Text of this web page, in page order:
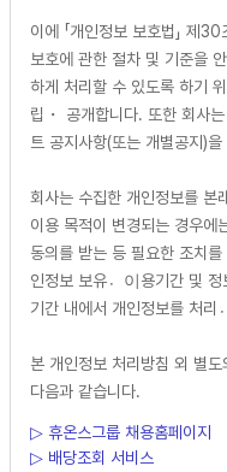
이에 「개인정보 보호법」 제
보호에 관한 절차 및 기준을
하게 처리할 수 있도록 하기
립・ 공개합니다. 또한 회사
트 공지사항(또는 개별공지)
회사는 수집한 개인정보를 본
이용 목적이 변경되는 경우에
동의를 받는 등 필요한 조치
인정보 보유이〮용기간 및 정
기간 내에서 개인정보를 처
본 개인정보 처리방침 외 별
다음과 같습니다.
▷ 휴온스그룹 채용홈페이지
▷ 배당조회 서비스